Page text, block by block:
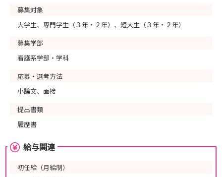
募集対象
大学生、専門学生（３年・２年）、短大生（３年・２年）
募集学部
看護系学部・学科
応募・選考方法
小論文、面接
提出書類
履歴書
給与関連
初任給（月給制）